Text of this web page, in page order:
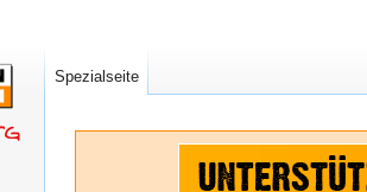
Spezialseite